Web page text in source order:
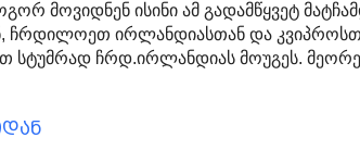
მოვიდნენ ისინი ამ გადამწყვეტ
ჩრდილოეთ ირლანდიასთან და
სტუმრად ჩრდ.ირლანდიას მოუგეს. მეორე